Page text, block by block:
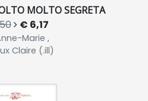
MOLTO SEGRETA
€ 6,17
Marie ,
Claire (.ill)